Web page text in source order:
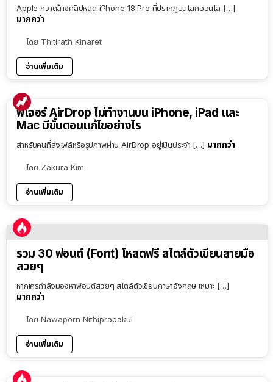
Apple กวาดล้างคลิปหลุด iPhone 18 Pro ที่ปรากฏบนโลกออนไล […]
มากกว่า
โดย Thitirath Kinaret
อ่านเพิ่มเติม
ฟีเจอร์ AirDrop ไม่ทำงานบน iPhone, iPad และ
Mac มีขั้นตอนแก้ไขอย่างไร
สำหรับคนที่ส่งไฟล์หรือรูปภาพผ่าน AirDrop อยู่เป็นประจำ […] มากกว่า
โดย Zakura Kim
อ่านเพิ่มเติม
รวม 30 ฟอนต์ (Font) โหลดฟรี สไตล์ตัวเขียนลายมือ
สวยๆ
หากใครกำลังมองหาฟอนต์สวยๆ สไตล์ตัวเขียนภาษาอังกฤษ เหมาะ […]
มากกว่า
โดย Nawaporn Nithiprapakul
อ่านเพิ่มเติม